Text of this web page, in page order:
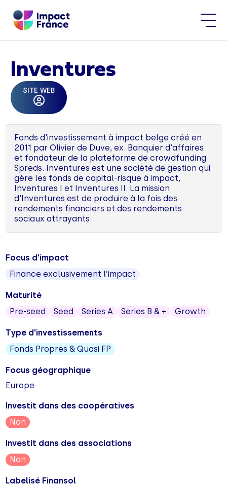
Inventures
SITE WEB
Fonds d'investissement à impact belge créé en
2011 par Olivier de Duve, ex. Banquier d'affaires
et fondateur de la plateforme de crowdfunding
Spreds. Inventures est une société de gestion qui
gère les fonds de capital-risque à impact,
Inventures I et Inventures II. La mission
d'Inventures est de produire à la fois des
rendements financiers et des rendements
sociaux attrayants.
Focus d'impact
Finance exclusivement l’impact
Maturité
Pre-seed
Seed Series A Series B & + Growth
Type d'investissements
Fonds Propres & Quasi FP
Focus géographique
Europe
Investit dans des coopératives
Non
Investit dans des associations
Non
Labelisé Finansol